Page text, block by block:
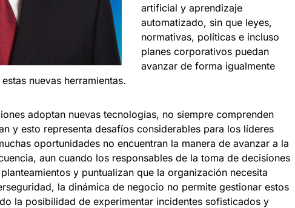
artificial y aprendizaje
automatizado, sin que leyes,
normativas, políticas e incluso
planes corporativos puedan
avanzar de forma igualmente
nuevas herramientas.
adoptan nuevas tecnologías, no siempre comprenden
y esto representa desafíos considerables para los líderes
oportunidades no encuentran la manera de avanzar a la
aun cuando los responsables de la toma de decisiones
y puntualizan que la organización necesita
la dinámica de negocio no permite gestionar estos
la posibilidad de experimentar incidentes sofisticados y